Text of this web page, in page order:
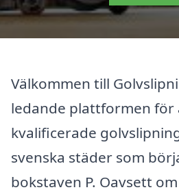
Välkommen till
ledande plattformen för
kvalificerade
svenska städer som
bokstaven P. Oavsett